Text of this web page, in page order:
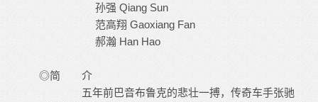
孙强 Qiang Sun
范高翔 Gaoxiang Fan
郝瀚 Han Hao
◎简 介
五年前巴音布鲁克的悲壮一搏，传奇车手张驰